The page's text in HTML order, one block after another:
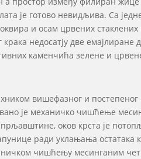
је готово невидљива. Са
и осам црвених
недосатју две емајлиране
каменчића зелене и
вишефазног и
је механичко чишћење
оков крста је
ради уклањања остатака
чишћењу месинганим